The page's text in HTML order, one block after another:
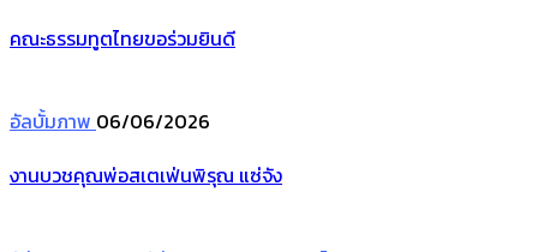
คณะธรรมทูตไทยขอร่วมยินดี
อัลบั้มภาพ 06/06/2026
งานบวชคุณพ่อสเตเฟ่นพิรุณ แซ่จัง